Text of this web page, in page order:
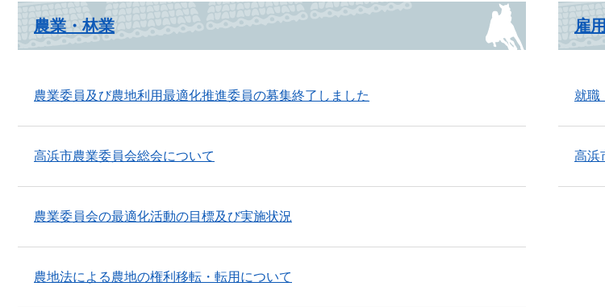
農業・林業
農業委員及び農地利用最適化推進委員の募集終了しました
高浜市農業委員会総会について
農業委員会の最適化活動の目標及び実施状況
農地法による農地の権利移転・転用について
雇
就職
高浜